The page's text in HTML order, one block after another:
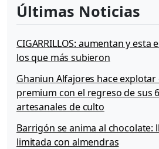
Últimas Noticias
CIGARRILLOS: aumentan y esta
los que más subieron
Ghaniun Alfajores hace explotar
premium con el regreso de sus
artesanales de culto
Barrigón se anima al chocolate:
limitada con almendras